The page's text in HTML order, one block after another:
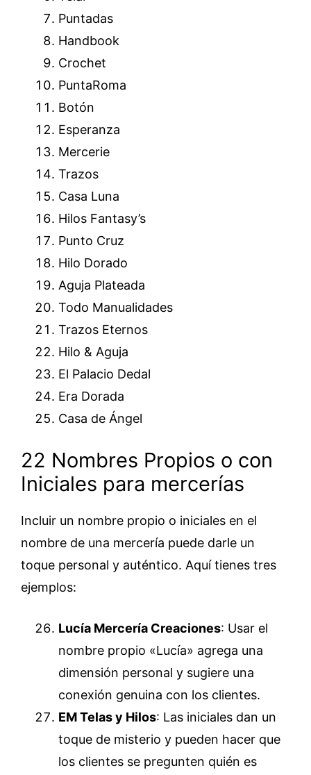
Puntadas
Handbook
Crochet
PuntaRoma
Botón
Esperanza
Mercerie
Trazos
Casa Luna
Hilos Fantasy’s
Punto Cruz
Hilo Dorado
Aguja Plateada
Todo Manualidades
Trazos Eternos
Hilo & Aguja
El Palacio Dedal
Era Dorada
Casa de Ángel
22 Nombres Propios o con
Iniciales para mercerías
Incluir un nombre propio o iniciales en el
nombre de una mercería puede darle un
toque personal y auténtico. Aquí tienes tres
ejemplos:
Lucía Mercería Creaciones: Usar el
nombre propio «Lucía» agrega una
dimensión personal y sugiere una
conexión genuina con los clientes.
EM Telas y Hilos: Las iniciales dan un
toque de misterio y pueden hacer que
los clientes se pregunten quién es